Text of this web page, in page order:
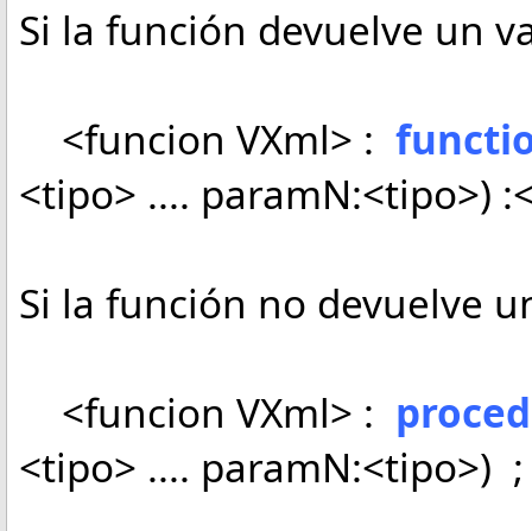
Si la función devuelve un
<funcion VXml> :
<tipo> .... paramN:<tipo>)
Si la función no devuelve
<funcion VXml> :
<tipo> .... paramN:<tipo>)